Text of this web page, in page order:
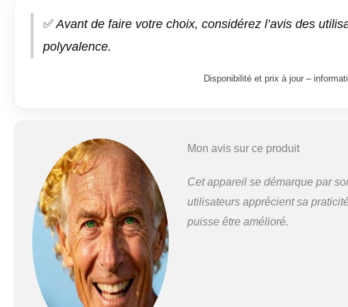
✅Avant de faire votre choix, considérez l’avis des
polyvalence.
Disponibilité et prix à jour –
Mon avis sur ce produit
Cet appareil se démarque par
utilisateurs apprécient sa
puisse être amélioré.